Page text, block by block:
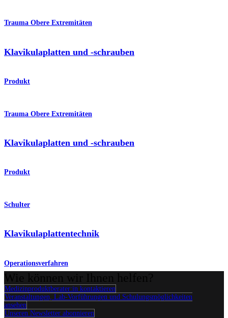
Trauma Obere Extremitäten
Klavikulaplatten und -schrauben
Produkt
Trauma Obere Extremitäten
Klavikulaplatten und -schrauben
Produkt
Schulter
Klavikulaplattentechnik
Operationsverfahren
Medizinproduktberater:in kontaktieren
Veranstaltungen, Lab-Vorführungen und Schulungsmöglichkeiten
ansehen
Unseren Newsletter abonnieren